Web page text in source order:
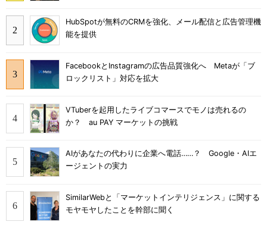
HubSpotが無料のCRMを強化、メール配信と広告管理機
能を提供
FacebookとInstagramの広告品質強化へ Metaが「ブ
ロックリスト」対応を拡大
VTuberを起用したライブコマースでモノは売れるの
か？ au PAY マーケットの挑戦
AIがあなたの代わりに企業へ電話……？ Google・AIエ
ージェントの実力
SimilarWebと「マーケットインテリジェンス」に関する
モヤモヤしたことを幹部に聞く